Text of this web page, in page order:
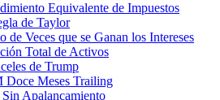
Equivalente de Impuestos
de Taylor
de Veces que se Ganan los Intereses
Total de Activos
de Trump
Doce Meses Trailing
Apalancamiento